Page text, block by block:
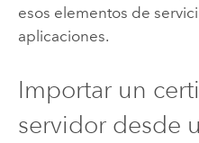
esos elementos de
aplicaciones.
Importar un
servidor desde